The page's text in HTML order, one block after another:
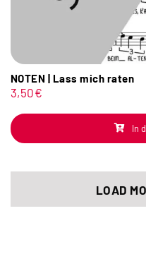
NOTEN | Lass mich raten
3,50€
In
LOAD